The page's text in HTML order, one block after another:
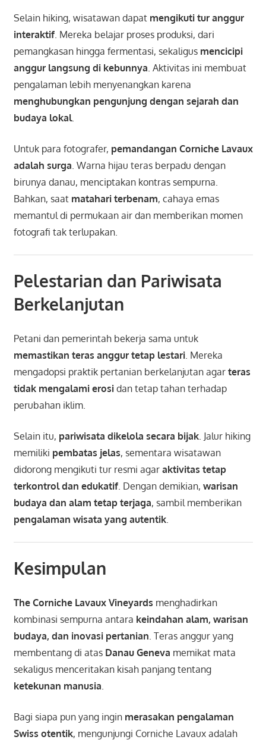
Selain hiking, wisatawan dapat mengikuti tur anggur
interaktif. Mereka belajar proses produksi, dari
pemangkasan hingga fermentasi, sekaligus mencicipi
anggur langsung di kebunnya . Aktivitas ini membuat
pengalaman lebih menyenangkan karena
menghubungkan pengunjung dengan sejarah dan
budaya lokal.
Untuk para fotografer, pemandangan Corniche Lavaux
adalah surga . Warna hijau teras berpadu dengan
birunya danau, menciptakan kontras sempurna.
Bahkan, saat matahari terbenam, cahaya emas
memantul di permukaan air dan memberikan momen
fotografi tak terlupakan.
Pelestarian dan Pariwisata
Berkelanjutan
Petani dan pemerintah bekerja sama untuk
memastikan teras anggur tetap lestari. Mereka
mengadopsi praktik pertanian berkelanjutan agar teras
tidak mengalami erosidan tetap tahan terhadap
perubahan iklim.
Selain itu, pariwisata dikelola secara bijak. Jalur hiking
memiliki pembatas jelas, sementara wisatawan
didorong mengikuti tur resmi agar aktivitas tetap
terkontrol dan edukatif. Dengan demikian, warisan
budaya dan alam tetap terjaga, sambil memberikan
pengalaman wisata yang autentik.
Kesimpulan
The Corniche Lavaux Vineyards menghadirkan
kombinasi sempurna antara keindahan alam, warisan
budaya, dan inovasi pertanian . Teras anggur yang
membentang di atas Danau Geneva memikat mata
sekaligus menceritakan kisah panjang tentang
ketekunan manusia
Bagi siapa pun yang ingin merasakan pengalaman
Swiss otentik, mengunjungi Corniche Lavaux adalah